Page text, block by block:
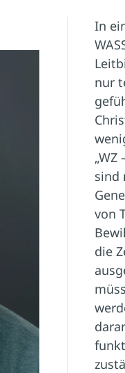
In
nur
„WZ
sind
von
die